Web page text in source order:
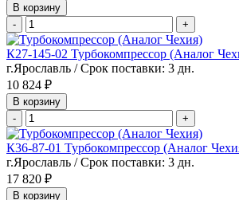
В корзину
-
+
К27-145-02 Турбокомпрессор (Аналог
г.Ярославль / Срок поставки: 3 дн.
10 824 ₽
В корзину
-
+
К36-87-01 Турбокомпрессор (Аналог
г.Ярославль / Срок поставки: 3 дн.
17 820 ₽
В корзину